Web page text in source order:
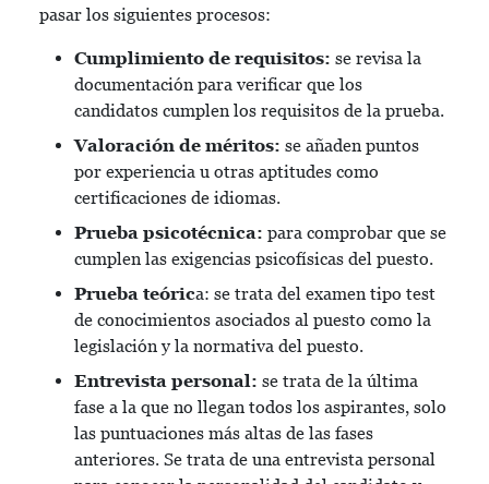
pasar los siguientes procesos:
Cumplimiento de requisitos: se revisa la
documentación para verificar que los
candidatos cumplen los requisitos de la prueba.
Valoración de méritos: se añaden puntos
por experiencia u otras aptitudes como
certificaciones de idiomas.
Prueba psicotécnica: para comprobar que se
cumplen las exigencias psicofísicas del puesto.
Prueba teórica: se trata del examen tipo test
de conocimientos asociados al puesto como la
legislación y la normativa del puesto.
Entrevista personal: se trata de la última
fase a la que no llegan todos los aspirantes, solo
las puntuaciones más altas de las fases
anteriores. Se trata de una entrevista personal